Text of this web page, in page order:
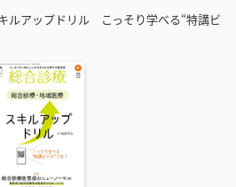
アップドリル こっそり学べる“特講ビ